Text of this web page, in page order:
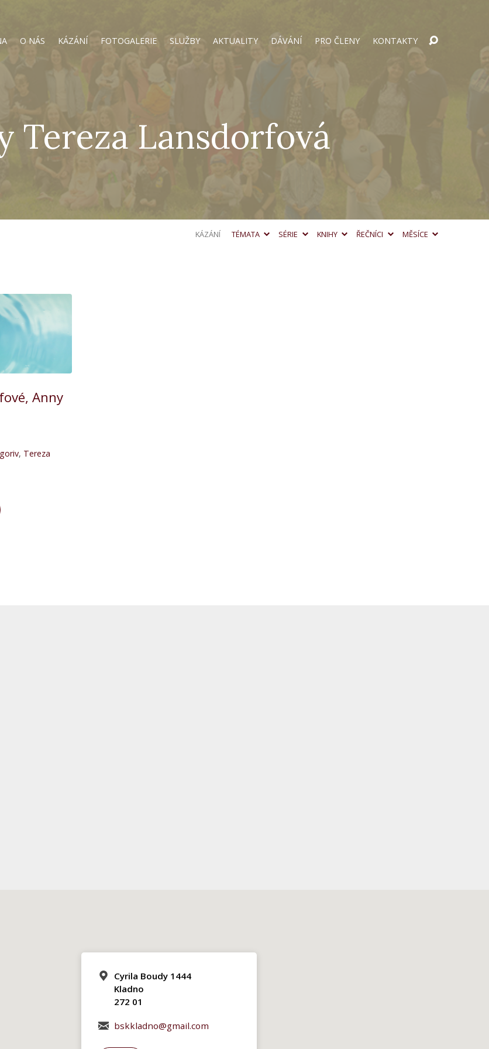
O NÁS KÁZÁNÍ FOTOGALERIE SLUŽBY AKTUALITY DÁVÁNÍ PRO ČLENY KONTAKTY
Tereza Lansdorfová
KÁZÁNÍ TÉMATA SÉRIE KNIHY ŘEČNÍCI MĚSÍCE
Anny
, Tereza
Cyrila Boudy 1444
Kladno
272 01
bskkladno@gmail.com